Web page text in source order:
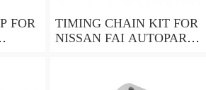
FOR
TIMING CHAIN KIT FOR
NISSAN FAI AUTOPARTS